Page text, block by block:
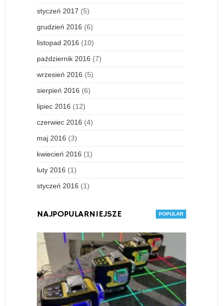
styczeń 2017 (5)
grudzień 2016 (6)
listopad 2016 (10)
październik 2016 (7)
wrzesień 2016 (5)
sierpień 2016 (6)
lipiec 2016 (12)
czerwiec 2016 (4)
maj 2016 (3)
kwiecień 2016 (1)
luty 2016 (1)
styczeń 2016 (1)
NAJPOPULARNIEJSZE